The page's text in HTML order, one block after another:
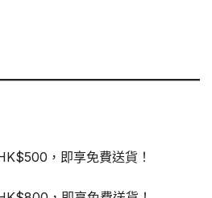
數
，即享免費送貨！